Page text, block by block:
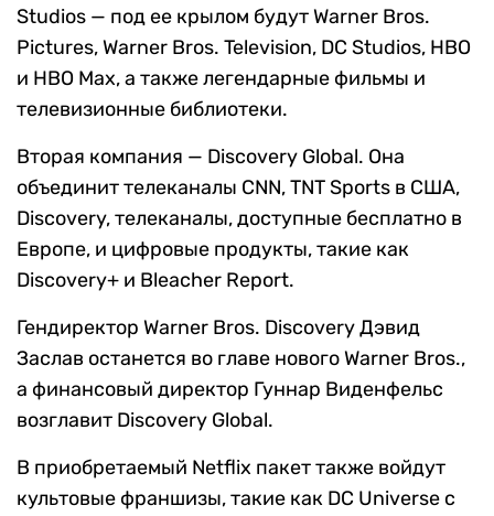
Studios — под ее крылом будут Warner Bros.
Pictures, Warner Bros. Television, DC Studios, HBO
и HBO Max, а также легендарные фильмы и
телевизионные библиотеки.
Вторая компания — Discovery Global. Она
объединит телеканалы CNN, TNT Sports в США,
Discovery, телеканалы, доступные бесплатно в
Европе, и цифровые продукты, такие как
Discovery+ и Bleacher Report.
Гендиректор Warner Bros. Discovery Дэвид
Заслав останется во главе нового Warner Bros.,
а финансовый директор Гуннар Виденфельс
возглавит Discovery Global.
В приобретаемый Netflix пакет также войдут
культовые франшизы, такие как DC Universe с